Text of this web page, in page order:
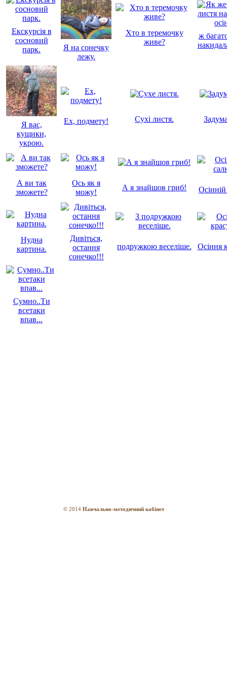
Екскурсія в
сосновий
парк.
Я на сонечку
лежу.
Хто в теремочку
живе?
ж
Я вас,
кущики,
укрою.
Ех, подмету! Сухі листя.
А ви так
зможете?
Ось як я
можу!
А я знайшов гриб!
Нудна
картина.
Дивіться,
остання
сонечко!!!
подружкою веселіше. Осіння
Сумно..Ти
всетаки
впав...
© 2014 Навчально-методичний кабінет